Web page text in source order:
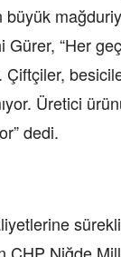
Gürer, “Her
Üretici
dedi.
CHP Niğde